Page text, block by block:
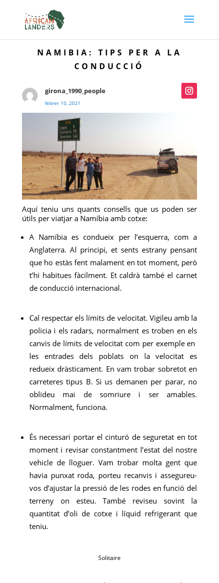
NAMIBIA: TIPS PER A LA
CONDUCCIÓ
girona_1990_people
febrer 10, 2021
Aquí teniu uns quants consells que us poden ser
útils per viatjar a Namíbia amb cotxe:
A Namíbia es condueix per l’esquerra, com a
Anglaterra. Al principi, et sents estrany pensant
que ho estàs fent malament en tot moment, però
t’hi habitues fàcilment. Et caldrà també el carnet
de conducció internacional.
Cal respectar els límits de velocitat. Vigileu amb la
policia i els radars, normalment es troben en els
canvis de límits de velocitat com per exemple en
les entrades dels poblats on la velocitat es
redueix dràsticament. En vam trobar sobretot en
carreteres tipus B. Si us demanen per parar, no
oblideu mai de somriure i ser amables.
Normalment, funciona.
És necessari portar el cinturó de seguretat en tot
moment i revisar constantment l’estat del nostre
vehicle de lloguer. Vam trobar molta gent que
havia punxat roda, porteu recanvis i assegureu-
vos d’ajustar la pressió de les rodes en funció del
terreny on esteu. També reviseu sovint la
quantitat d’oli de cotxe i líquid refrigerant que
teniu.
Solitaire